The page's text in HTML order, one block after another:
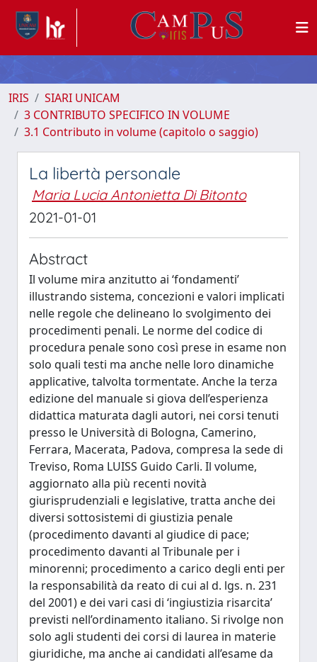
IRIS
SIARI UNICAM
3 CONTRIBUTO SPECIFICO IN VOLUME
3.1 Contributo in volume (capitolo o saggio)
La libertà personale
Maria Lucia Antonietta Di Bitonto
2021-01-01
Abstract
Il volume mira anzitutto ai ‘fondamenti’
illustrando sistema, concezioni e valori implicati
nelle regole che delineano lo svolgimento dei
procedimenti penali. Le norme del codice di
procedura penale sono così prese in esame non
solo quali testi ma anche nelle loro dinamiche
applicative, talvolta tormentate. Anche la terza
edizione del manuale si giova dell’esperienza
didattica maturata dagli autori, nei corsi tenuti
presso le Università di Bologna, Camerino,
Ferrara, Macerata, Padova, compresa la sede di
Treviso, Roma LUISS Guido Carli. Il volume,
aggiornato alla più recenti novità
giurisprudenziali e legislative, tratta anche dei
diversi sottosistemi di giustizia penale
(procedimento davanti al giudice di pace;
procedimento davanti al Tribunale per i
minorenni; procedimento a carico degli enti per
la responsabilità da reato di cui al d. lgs. n. 231
del 2001) e dei vari casi di ‘ingiustizia risarcita’
previsti nell’ordinamento italiano. Si rivolge non
solo agli studenti dei corsi di laurea in materie
giuridiche, ma anche ai candidati all’esame da